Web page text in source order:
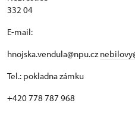
332 04
E-mail:
hnojska.vendula@npu.cz
Tel.: pokladna zámku
+420 778 787 968